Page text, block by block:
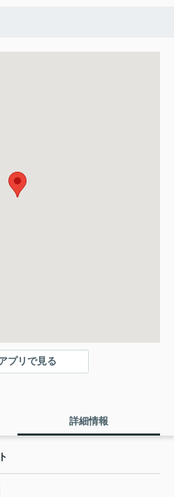
プリで見る
詳細情報